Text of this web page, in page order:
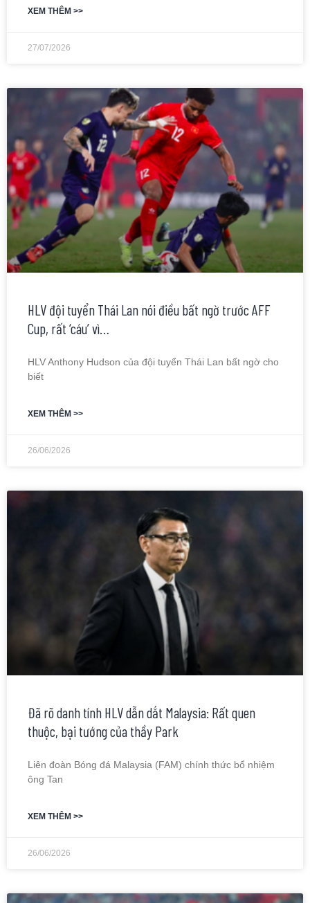
XEM THÊM >>
27/07/2026
HLV đội tuyển Thái Lan nói điều bất ngờ trước AFF
Cup, rất ‘cáu’ vì…
HLV Anthony Hudson của đội tuyển Thái Lan bất ngờ cho
biết
XEM THÊM >>
26/06/2026
Đã rõ danh tính HLV dẫn dắt Malaysia: Rất quen
thuộc, bại tướng của thầy Park
Liên đoàn Bóng đá Malaysia (FAM) chính thức bổ nhiệm
ông Tan
XEM THÊM >>
26/06/2026